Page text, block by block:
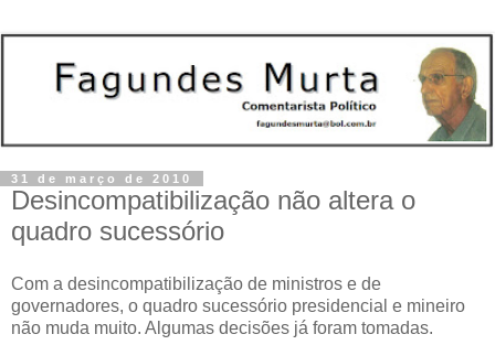
31 de março de 2010
Desincompatibilização não altera o
quadro sucessório
Com a desincompatibilização de ministros e de
governadores, o quadro sucessório presidencial e mineiro
não muda muito. Algumas decisões já foram tomadas.